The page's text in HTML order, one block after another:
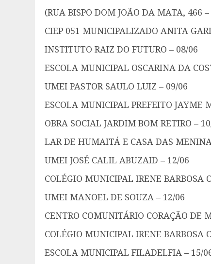
(RUA BISPO DOM JOÃO DA MATA, 466
CIEP 051 MUNICIPALIZADO ANITA
INSTITUTO RAIZ DO FUTURO – 08/06
ESCOLA MUNICIPAL OSCARINA DA
UMEI PASTOR SAULO LUIZ – 09/06
ESCOLA MUNICIPAL PREFEITO JAYME
OBRA SOCIAL JARDIM BOM RETIRO –
LAR DE HUMAITÁ E CASA DAS
UMEI JOSÉ CALIL ABUZAID – 12/06
COLÉGIO MUNICIPAL IRENE
UMEI MANOEL DE SOUZA – 12/06
CENTRO COMUNITÁRIO CORAÇÃO DE
COLÉGIO MUNICIPAL IRENE
ESCOLA MUNICIPAL FILADELFIA – 15/